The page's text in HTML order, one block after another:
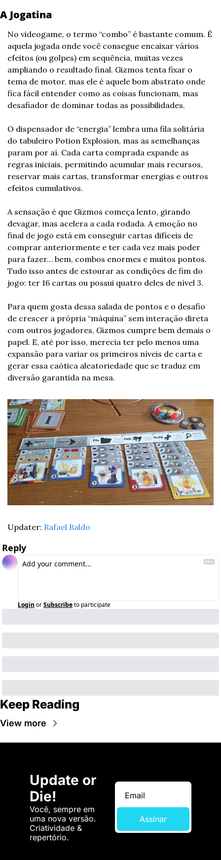
A Jogatina
No videogame, o termo “combo” é bastante comum. É
aquela jogada onde você consegue encaixar vários
efeitos (ou golpes) em sequência, muitas vezes
ampliando o resultado final. Gizmos tenta fixar o
tema de motor, mas ele é aquele bom abstrato onde
fica fácil entender como as coisas funcionam, mas
desafiador de dominar todas as possibilidades.
O dispensador de “energia” lembra uma fila solitária
do tabuleiro Potion Explosion, mas as semelhanças
param por aí. Cada carta comprada expande as
regras iniciais, permitindo acumular mais recursos,
reservar mais cartas, transformar energias e outros
efeitos cumulativos.
A sensação é que Gizmos começa lento, girando
devagar, mas acelera a cada rodada. A emoção no
final de jogo está em conseguir cartas difíceis de
comprar anteriormente e ter cada vez mais poder
para fazer… bem, combos enormes e muitos pontos.
Tudo isso antes de estourar as condições de fim do
jogo: ter 16 cartas ou possui quatro deles de nível 3.
Para quem gosta dessa salada de pontos e o desafio
de crescer a própria “máquina” sem interação direta
com outros jogadores, Gizmos cumpre bem demais o
papel. E, até por isso, merecia ter pelo menos uma
expansão para variar os primeiros níveis de carta e
gerar essa caótica aleatoriedade que se traduz em
diversão garantida na mesa.
Updater: Rafael Baldo
Reply
Login orSubscribeto participate
Keep Reading
View more
Update or
Die!
Você, sempre em
uma nova versão.
Criatividade &
repertório.
Assinar